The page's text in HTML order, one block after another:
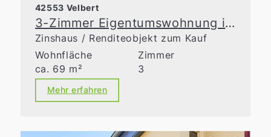
42553 Velbert
3-Zimmer Eigentumswohnung in Neviges mit modernisiertem Bad & Fernblick-Loggia
Zinshaus / Renditeobjekt zum Kauf
Wohnfläche
ca. 69 m²
Zimmer
3
Mehr erfahren